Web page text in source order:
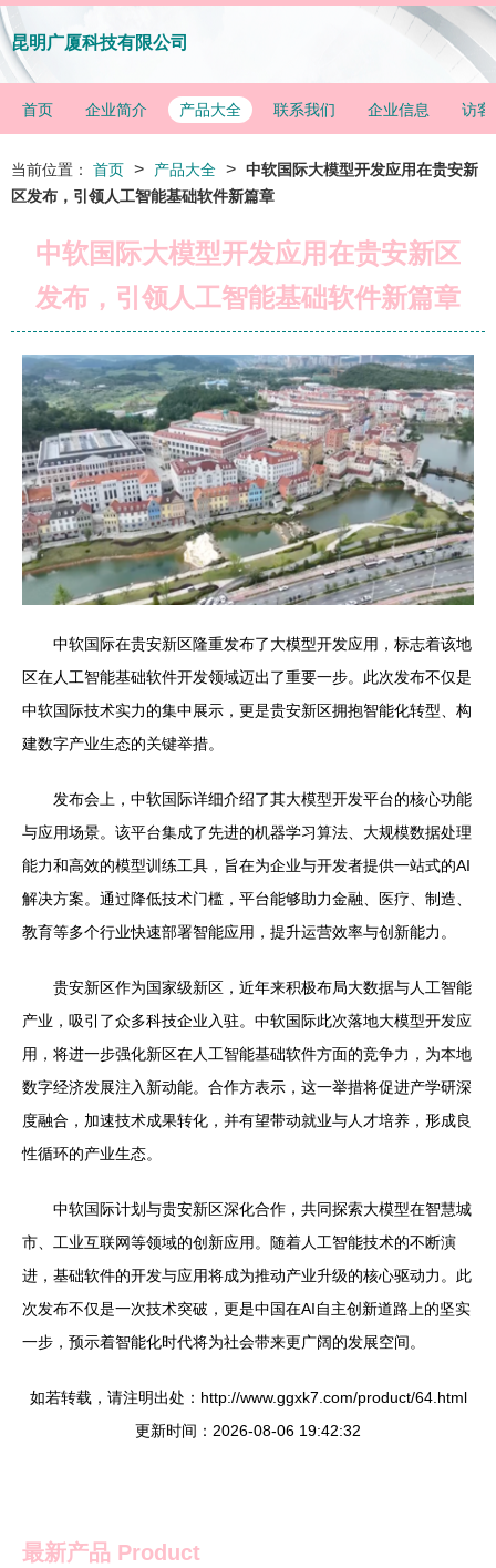
昆明广厦科技有限公司
首页 企业简介 产品大全 联系我们 企业信息 访客
当前位置： 首页 > 产品大全 > 中软国际大模型开发应用在贵安新
区发布，引领人工智能基础软件新篇章
中软国际大模型开发应用在贵安新区
发布，引领人工智能基础软件新篇章
中软国际在贵安新区隆重发布了大模型开发应用，标志着该地
区在人工智能基础软件开发领域迈出了重要一步。此次发布不仅是
中软国际技术实力的集中展示，更是贵安新区拥抱智能化转型、构
建数字产业生态的关键举措。
发布会上，中软国际详细介绍了其大模型开发平台的核心功能
与应用场景。该平台集成了先进的机器学习算法、大规模数据处理
能力和高效的模型训练工具，旨在为企业与开发者提供一站式的AI
解决方案。通过降低技术门槛，平台能够助力金融、医疗、制造、
教育等多个行业快速部署智能应用，提升运营效率与创新能力。
贵安新区作为国家级新区，近年来积极布局大数据与人工智能
产业，吸引了众多科技企业入驻。中软国际此次落地大模型开发应
用，将进一步强化新区在人工智能基础软件方面的竞争力，为本地
数字经济发展注入新动能。合作方表示，这一举措将促进产学研深
度融合，加速技术成果转化，并有望带动就业与人才培养，形成良
性循环的产业生态。
中软国际计划与贵安新区深化合作，共同探索大模型在智慧城
市、工业互联网等领域的创新应用。随着人工智能技术的不断演
进，基础软件的开发与应用将成为推动产业升级的核心驱动力。此
次发布不仅是一次技术突破，更是中国在AI自主创新道路上的坚实
一步，预示着智能化时代将为社会带来更广阔的发展空间。
如若转载，请注明出处：http://www.ggxk7.com/product/64.html
更新时间：2026-08-06 19:42:32
最新产品 Product